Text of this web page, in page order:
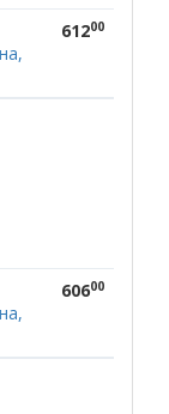
61200
60600